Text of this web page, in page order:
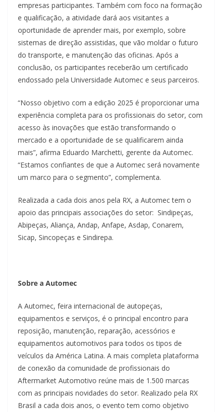
empresas participantes. Também com foco na formação
e qualificação, a atividade dará aos visitantes a
oportunidade de aprender mais, por exemplo, sobre
sistemas de direção assistidas, que vão moldar o futuro
do transporte, e manutenção das oficinas. Após a
conclusão, os participantes receberão um certificado
endossado pela Universidade Automec e seus parceiros.
“Nosso objetivo com a edição 2025 é proporcionar uma
experiência completa para os profissionais do setor, com
acesso às inovações que estão transformando o
mercado e a oportunidade de se qualificarem ainda
mais”, afirma Eduardo Marchetti, gerente da Automec.
“Estamos confiantes de que a Automec será novamente
um marco para o segmento”, complementa.
Realizada a cada dois anos pela RX, a Automec tem o
apoio das principais associações do setor: Sindipeças,
Abipeças, Aliança, Andap, Anfape, Asdap, Conarem,
Sicap, Sincopeças e Sindirepa.
Sobre a Automec
A Automec, feira internacional de autopeças,
equipamentos e serviços, é o principal encontro para
reposição, manutenção, reparação, acessórios e
equipamentos automotivos para todos os tipos de
veículos da América Latina. A mais completa plataforma
de conexão da comunidade de profissionais do
Aftermarket Automotivo reúne mais de 1.500 marcas
com as principais novidades do setor. Realizado pela RX
Brasil a cada dois anos, o evento tem como objetivo